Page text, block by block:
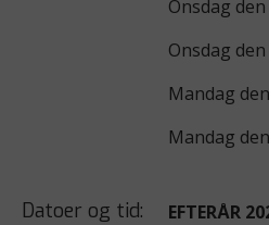
Onsdag
Onsdag
Mandag
Mandag
Datoer og tid:
EFTERÅR